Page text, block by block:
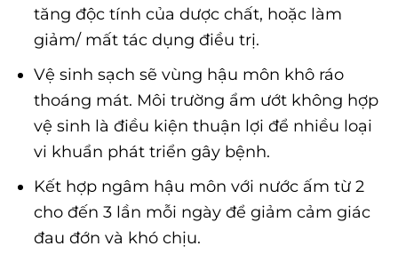
tăng độc tính của dược chất, hoặc làm
giảm/ mất tác dụng điều trị.
Vệ sinh sạch sẽ vùng hậu môn khô ráo
thoáng mát. Môi trường ẩm ướt không hợp
vệ sinh là điều kiện thuận lợi để nhiều loại
vi khuẩn phát triển gây bệnh.
Kết hợp ngâm hậu môn với nước ấm từ 2
cho đến 3 lần mỗi ngày để giảm cảm giác
đau đớn và khó chịu.